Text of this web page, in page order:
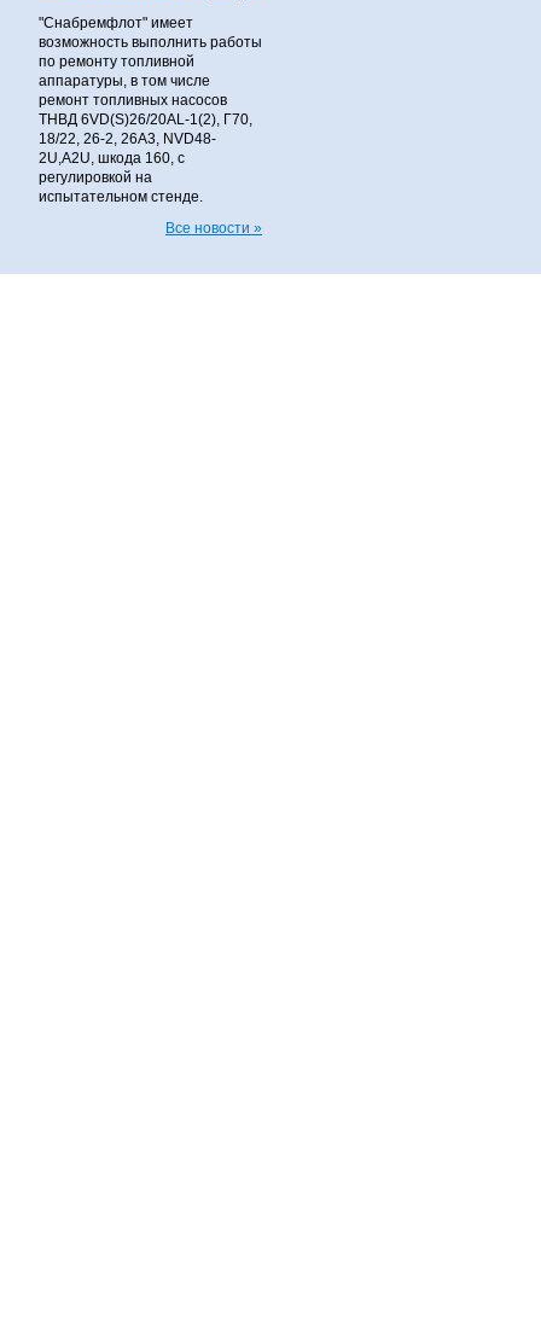
"Снабремфлот" имеет
возможность выполнить работы
по ремонту топливной
аппаратуры, в том числе
ремонт топливных насосов
ТНВД 6VD(S)26/20AL-1(2), Г70,
18/22, 26-2, 26А3, NVD48-
2U,A2U, шкода 160, с
регулировкой на
испытательном стенде.
Все новости »